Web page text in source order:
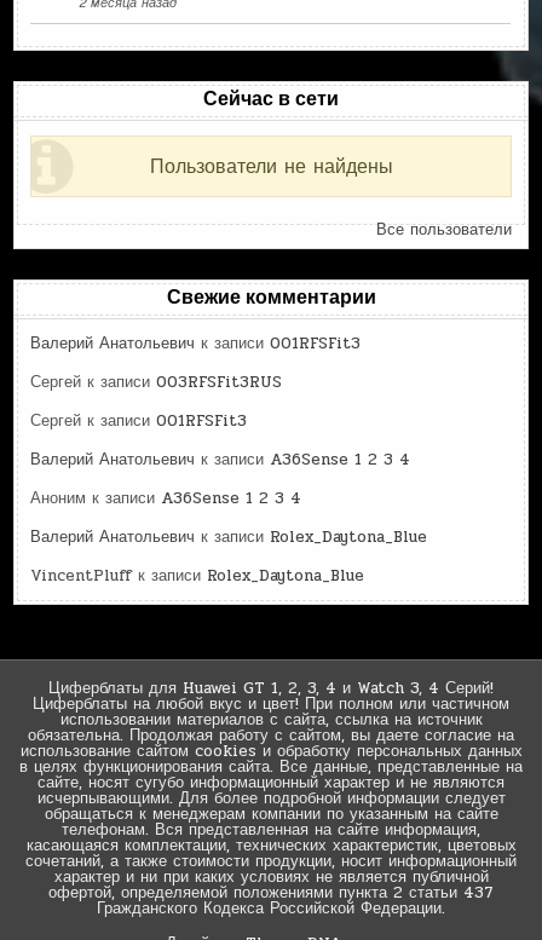
Сейчас в сети
Пользователи не найдены
Все пользователи
Свежие комментарии
Валерий Анатольевич к записи001RFSFit3
Сергей к записи003RFSFit3RUS
Сергей к записи001RFSFit3
Валерий Анатольевич к записи A36Sense 1 2 3 4
Аноним к записи A36Sense 1 2 3 4
Валерий Анатольевич к записи Rolex_Daytona_Blue
VincentPluffк записи Rolex_Daytona_Blue
Циферблаты для Huawei GT 1, 2, 3, 4 и Watch 3, 4 Серий!
Циферблаты на любой вкус и цвет! При полном или частичном
использовании материалов с сайта, ссылка на источник
обязательна. Продолжая работу с сайтом, вы даете согласие на
использование сайтом cookies и обработку персональных данных
в целях функционирования сайта. Все данные, представленные на
сайте, носят сугубо информационный характер и не являются
исчерпывающими. Для более подробной информации следует
обращаться к менеджерам компании по указанным на сайте
телефонам. Вся представленная на сайте информация,
касающаяся комплектации, технических характеристик, цветовых
сочетаний, а также стоимости продукции, носит информационный
характер и ни при каких условиях не является публичной
офертой, определяемой положениями пункта 2 статьи 437
Гражданского Кодекса Российской Федерации.